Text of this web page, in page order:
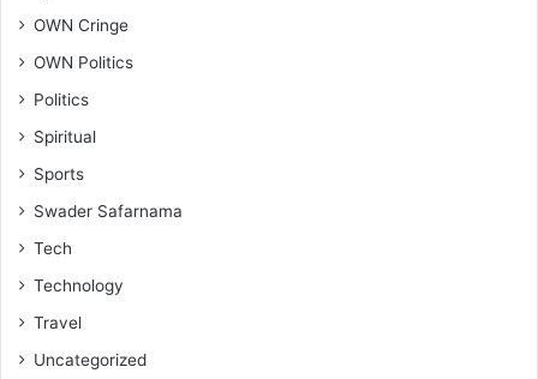
OWN Cringe
OWN Politics
Politics
Spiritual
Sports
Swader Safarnama
Tech
Technology
Travel
Uncategorized